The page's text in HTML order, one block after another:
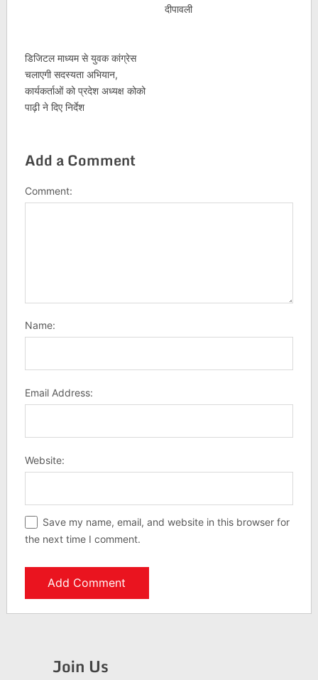
दीपावली
डिजिटल माध्यम से युवक कांग्रेस
चलाएगी सदस्यता अभियान,
कार्यकर्ताओं को प्रदेश अध्यक्ष कोको
पाढ़ी ने दिए निर्देश
Add a Comment
Comment:
Name:
Email Address:
Website:
Save my name, email, and website in this browser for
the next time I comment.
Join Us